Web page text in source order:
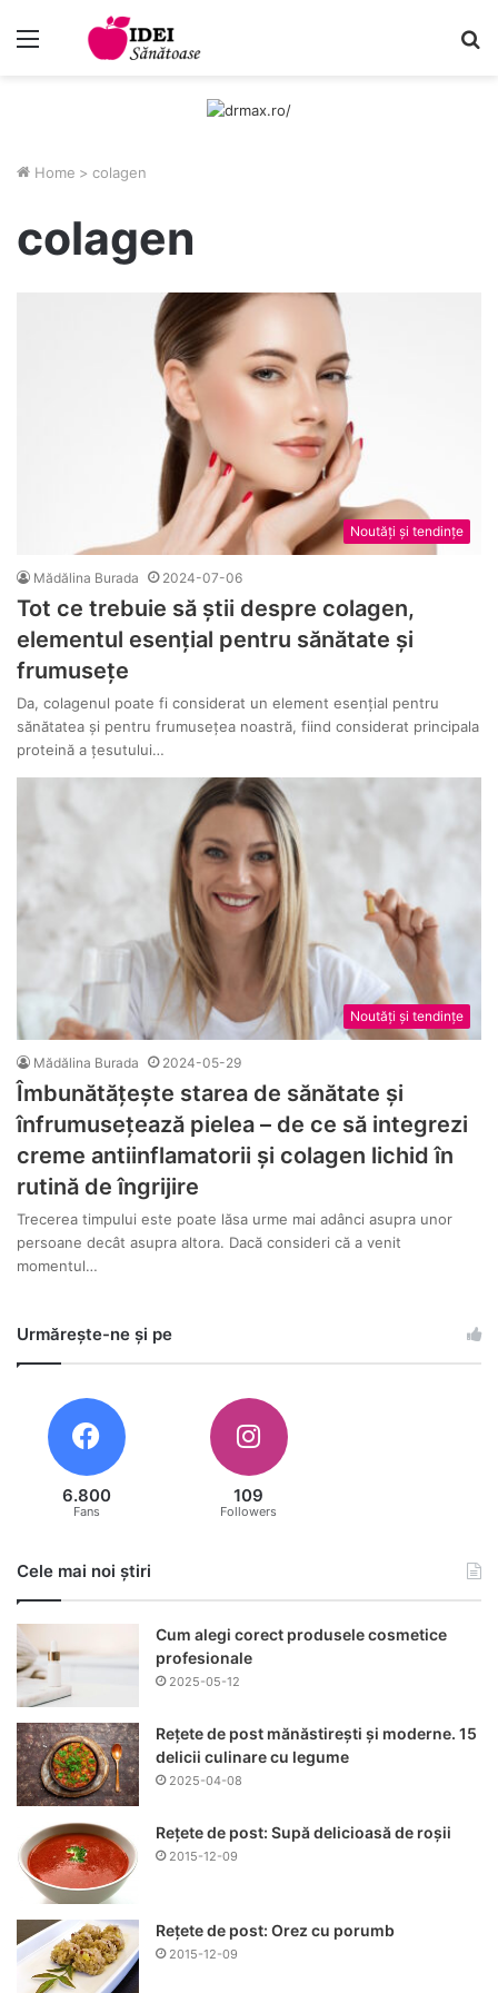
Home > colagen
colagen
Noutăți și tendințe
Mădălina Burada 2024-07-06
Tot ce trebuie să știi despre colagen,
elementul esențial pentru sănătate și
frumusețe
Da, colagenul poate fi considerat un element esențial pentru
sănătatea și pentru frumusețea noastră, fiind considerat principala
proteină a țesutului…
Noutăți și tendințe
Mădălina Burada 2024-05-29
Îmbunătățește starea de sănătate și
înfrumusețează pielea – de ce să integrezi
creme antiinflamatorii și colagen lichid în
rutină de îngrijire
Trecerea timpului este poate lăsa urme mai adânci asupra unor
persoane decât asupra altora. Dacă consideri că a venit
momentul…
Urmărește-ne și pe
6.800
Fans
109
Followers
Cele mai noi știri
Cum alegi corect produsele cosmetice
profesionale
2025-05-12
Rețete de post mănăstirești și moderne. 15
delicii culinare cu legume
2025-04-08
Rețete de post: Supă delicioasă de roșii
2015-12-09
Rețete de post: Orez cu porumb
2015-12-09